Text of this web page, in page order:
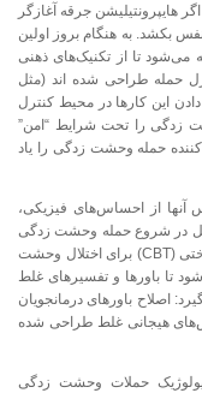
هایپرونتیلیشن جرقه آغازگر
بکشد. به هنگام بروز اولین
می‌شود تا از تکنیک‌های ذهنی
حمله طراحی شده اند (مثل
این کارها در محیط کنترل
زدگی را تحت شرایط “امن”
حمله وحشت زدگی را یاد
آنها از احساس‌های فیزیکی،
در شروع حمله وحشت زدگی
است. بنابراین، در طراحی روان درمانی رفتاری – شناختی (CBT) برای اختلال وحشت
تا باورها و تفسیر‌های غلط
اصلاح باورهای درمانجویان
هیجانی غلط طراحی شده
حملات وحشت زدگی